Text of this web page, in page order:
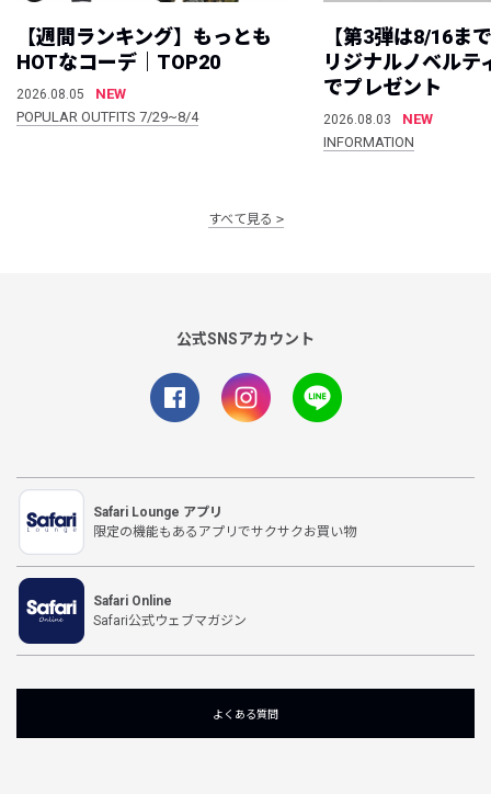
【週間ランキング】もっとも
HOTなコーデ｜TOP20
2026.08.05
NEW
POPULAR OUTFITS 7/29~8/4
【第3弾は8/16ま
リジナルノベルテ
でプレゼント
2026.08.03
NEW
INFORMATION
すべて見る
公式SNSアカウント
Safari Lounge アプリ
限定の機能もあるアプリでサクサクお買い物
Safari Online
Safari公式ウェブマガジン
よくある質問